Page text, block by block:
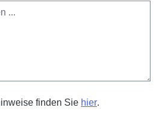
finden Sie hier.